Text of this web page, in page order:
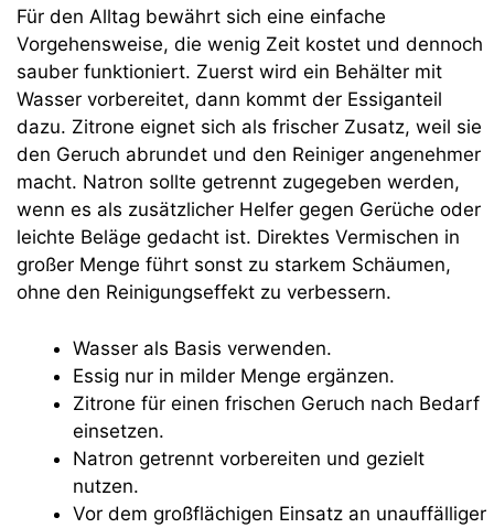
Für den Alltag bewährt sich eine einfache
Vorgehensweise, die wenig Zeit kostet und dennoch
sauber funktioniert. Zuerst wird ein Behälter mit
Wasser vorbereitet, dann kommt der Essiganteil
dazu. Zitrone eignet sich als frischer Zusatz, weil sie
den Geruch abrundet und den Reiniger angenehmer
macht. Natron sollte getrennt zugegeben werden,
wenn es als zusätzlicher Helfer gegen Gerüche oder
leichte Beläge gedacht ist. Direktes Vermischen in
großer Menge führt sonst zu starkem Schäumen,
ohne den Reinigungseffekt zu verbessern.
Wasser als Basis verwenden.
Essig nur in milder Menge ergänzen.
Zitrone für einen frischen Geruch nach Bedarf
einsetzen.
Natron getrennt vorbereiten und gezielt
nutzen.
Vor dem großflächigen Einsatz an unauffälliger